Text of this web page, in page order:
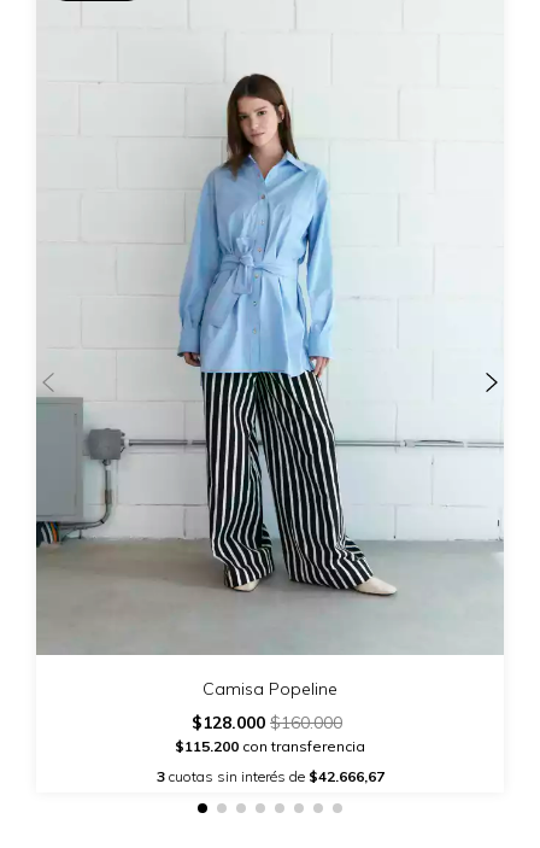
Camisa Popeline
$128.000 $160.000
$115.200 con transferencia
3cuotas sin interés de $42.666,67